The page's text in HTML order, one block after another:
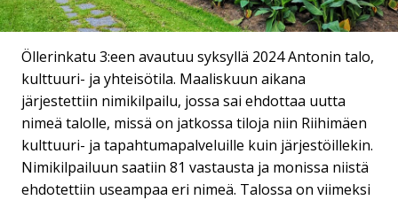
Öllerinkatu 3:een avautuu syksyllä 2024 Antonin talo,
kulttuuri- ja yhteisötila. Maaliskuun aikana
järjestettiin nimikilpailu, jossa sai ehdottaa uutta
nimeä talolle, missä on jatkossa tiloja niin Riihimäen
kulttuuri- ja tapahtumapalveluille kuin järjestöillekin.
Nimikilpailuun saatiin 81 vastausta ja monissa niistä
ehdotettiin useampaa eri nimeä. Talossa on viimeksi